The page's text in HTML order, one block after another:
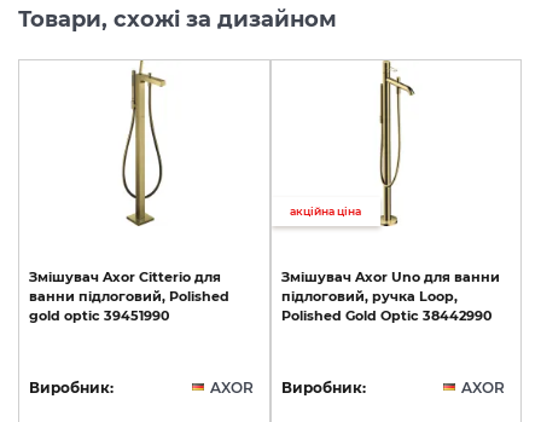
Товари, схожі за дизайном
Змішувач Axor Citterio для
ванни підлоговий, Polished
gold optic 39451990
Виробник: AXOR
акційна ціна
Змішувач Axor Uno для ванни
підлоговий, ручка Loop,
Polished Gold Optic 38442990
Виробник: AXOR